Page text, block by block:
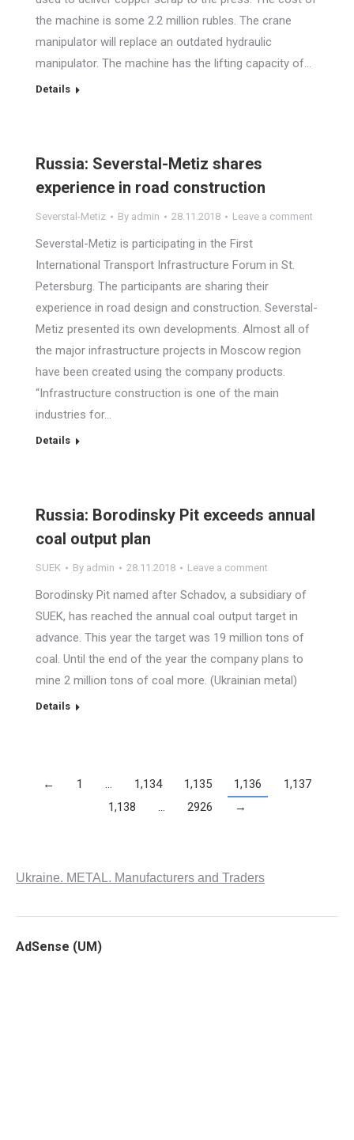
the machine is some 2.2 million rubles. The crane
manipulator will replace an outdated hydraulic
manipulator. The machine has the lifting capacity of…
Details
Russia: Severstal-Metiz shares
experience in road construction
Severstal-Metiz By admin 28.11.2018 Leave a comment
Severstal-Metiz is participating in the First
International Transport Infrastructure Forum in St.
Petersburg. The participants are sharing their
experience in road design and construction. Severstal-
Metiz presented its own developments. Almost all of
the major infrastructure projects in Moscow region
have been created using the company products.
“Infrastructure construction is one of the main
industries for…
Details
Russia: Borodinsky Pit exceeds annual
coal output plan
SUEK By admin 28.11.2018 Leave a comment
Borodinsky Pit named after Schadov, a subsidiary of
SUEK, has reached the annual coal output target in
advance. This year the target was 19 million tons of
coal. Until the end of the year the company plans to
mine 2 million tons of coal more. (Ukrainian metal)
Details
← 1 … 1,134 1,135 1,136
1,137
1,138
… 2926 →
Ukraine. METAL. Manufacturers and Traders
AdSense (UM)